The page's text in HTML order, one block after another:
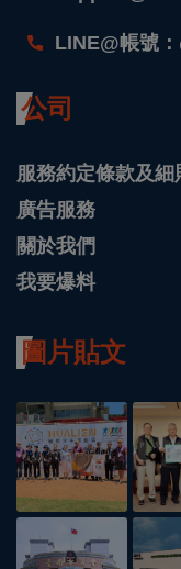
LINE@帳號
公司
服務約定條款及細
廣告服務
關於我們
我要爆料
圖片貼文